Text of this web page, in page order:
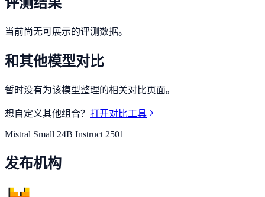
当前尚无可展示的评测数据。
和其他模型对比
暂时没有为该模型整理的相关对比页面。
想自定义其他组合？ 打开对比工具
Mistral Small 24B Instruct 2501
发布机构